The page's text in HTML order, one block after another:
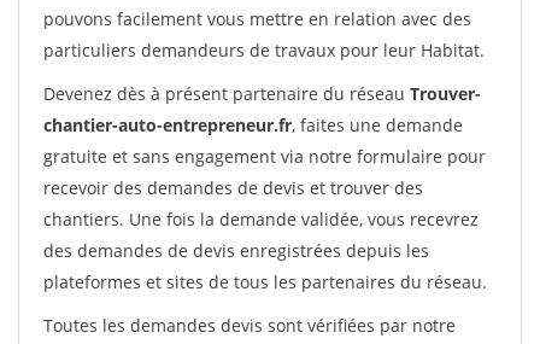
pouvons facilement vous mettre en relation avec des
particuliers demandeurs de travaux pour leur Habitat.
Devenez dès à présent partenaire du réseau Trouver-
chantier-auto-entrepreneur.fr, faites une demande
gratuite et sans engagement via notre formulaire pour
recevoir des demandes de devis et trouver des
chantiers. Une fois la demande validée, vous recevrez
des demandes de devis enregistrées depuis les
plateformes et sites de tous les partenaires du réseau.
Toutes les demandes devis sont vérifiées par notre